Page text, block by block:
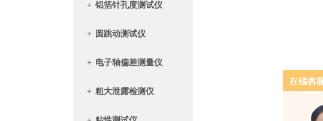
+ 铝箔针孔度测试仪
+ 圆跳动测试仪
+ 电子轴偏差测量仪
+ 粗大泄露检测仪